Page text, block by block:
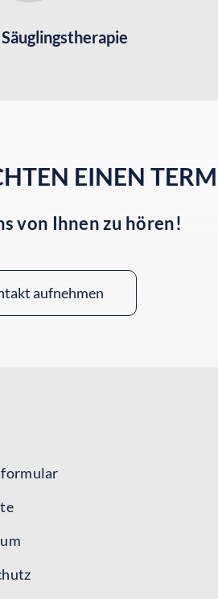
EINEN
von Ihnen zu hören!
aufnehmen